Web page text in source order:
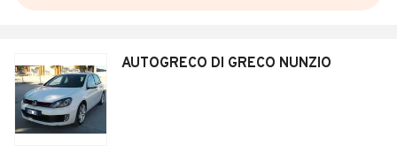
AUTOGRECO DI GRECO NUNZIO